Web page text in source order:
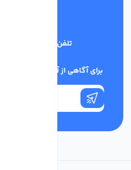
تلفن پشتیبانی
برای آگاهی از آخرین اخبار در